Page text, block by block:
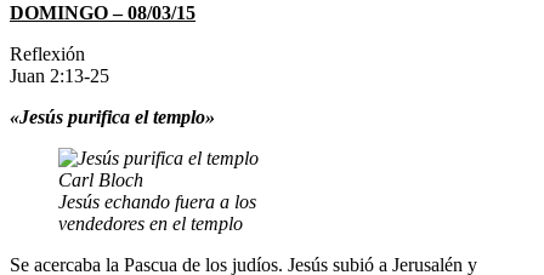
DOMINGO – 08/03/15
Reflexión
Juan 2:13-25
«Jesús purifica el templo»
Carl Bloch
Jesús echando fuera a los
vendedores en el templo
Se acercaba la Pascua de los judíos. Jesús subió a Jerusalén y